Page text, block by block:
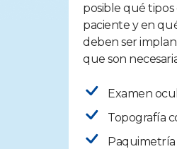
posible qué tipos
paciente y en
deben ser
que son
Examen
Topografía
Paquimetría